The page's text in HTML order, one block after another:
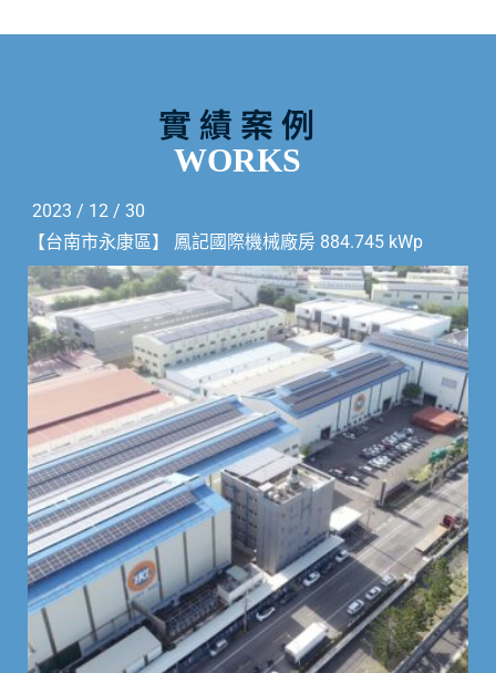
實 績 案 例
WORKS
2023 / 12 / 30
【台南市永康區】 鳳記國際機械廠房 884.745 kWp